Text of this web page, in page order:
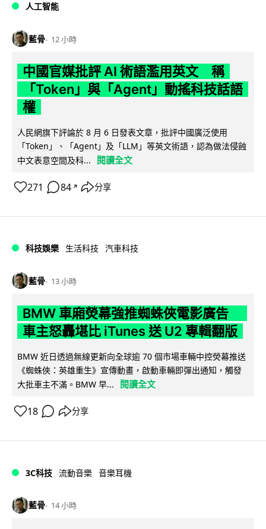
人工智能
藍骨 12 小時
中國官媒批評 AI 術語濫用英文 稱
「Token」與「Agent」動搖科技話語
權
人民網旗下評論於 8 月 6 日發表文章，批評中國廣泛使用
「Token」、「Agent」及「LLM」等英文術語，認為做法侵蝕
中文表意空間及科...
閱讀全文
271 84 ↗ 分享
科技娛樂 生活科技 汽車科技
藍骨 13 小時
BMW 車廂熒幕強推蜘蛛俠電影廣告
車主怒轟堪比 iTunes 送 U2 專輯翻版
BMW 近日透過無線更新向全球逾 70 個市場車輛中控熒幕推送
《蜘蛛俠：英雄重生》宣傳動畫，啟動車輛即彈出通知，觸發
大批車主不滿。BMW 早...
閱讀全文
18 分享
3C科技 流動音樂 音樂耳機
藍骨 14 小時